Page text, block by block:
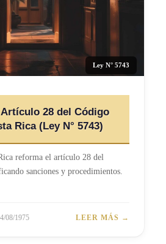
Ley N° 5743
28 del Código
Rica (Ley N° 5743)
reforma el artículo 28 del
sanciones y procedimientos.
08/1975 LEER MÁS →